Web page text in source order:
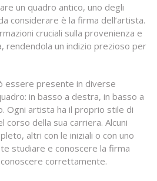
un quadro antico, uno degli
considerare è la firma dell’artista.
cruciali sulla provenienza e
rendendola un indizio prezioso per
essere presente in diverse
in basso a destra, in basso a
Ogni artista ha il proprio stile di
corso della sua carriera. Alcuni
altri con le iniziali o con uno
studiare e conoscere la firma
correttamente.